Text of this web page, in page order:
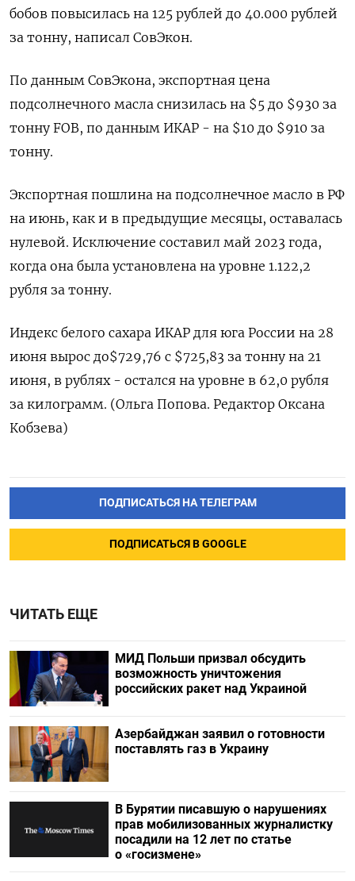
бобов повысилась на 125 рублей до 40.000 рублей
за тонну, написал СовЭкон.
По данным СовЭкона, экспортная цена
подсолнечного масла снизилась на $5 до $930 за
тонну FOB, по данным ИКАР - на $10 до $910 за
тонну.
Экспортная пошлина на подсолнечное масло в РФ
на июнь, как и в предыдущие месяцы, оставалась
нулевой. Исключение составил май 2023 года,
когда она была установлена на уровне 1.122,2
рубля за тонну.
Индекс белого сахара ИКАР для юга России на 28
июня вырос до$729,76 с $725,83 за тонну на 21
июня, в рублях - остался на уровне в 62,0 рубля
за килограмм. (Ольга Попова. Редактор Оксана
Кобзева)
ПОДПИСАТЬСЯ НА ТЕЛЕГРАМ
ПОДПИСАТЬСЯ В GOOGLE
ЧИТАТЬ ЕЩЕ
МИД Польши призвал обсудить
возможность уничтожения
российских ракет над Украиной
Азербайджан заявил о готовности
поставлять газ в Украину
В Бурятии писавшую о нарушениях
прав мобилизованных журналистку
посадили на 12 лет по статье
о «госизмене»